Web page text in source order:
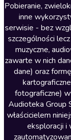
Literatura
Literatura faktu
Literatura
Literatura piękna
Literatura piękna
Nagrania
Nauka języków
Nauki
Pobieranie,
inne
serwisie - bez
szczególności
muzyczne,
zawarte w nich
dane) oraz
fotograficzne)
Audioteka Group
właścicielem
eksploracji i